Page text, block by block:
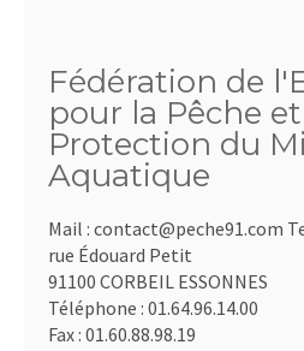
Fédération de
pour la Pêche
Protection du
Aquatique
Mail : contact@peche91.com
rue Édouard Petit
91100 CORBEIL ESSONNES
Téléphone : 01.64.96.14.00
Fax : 01.60.88.98.19